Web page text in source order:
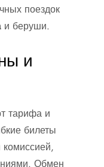
поездок
и беруши.
и
тарифа и
билеты
Обмен